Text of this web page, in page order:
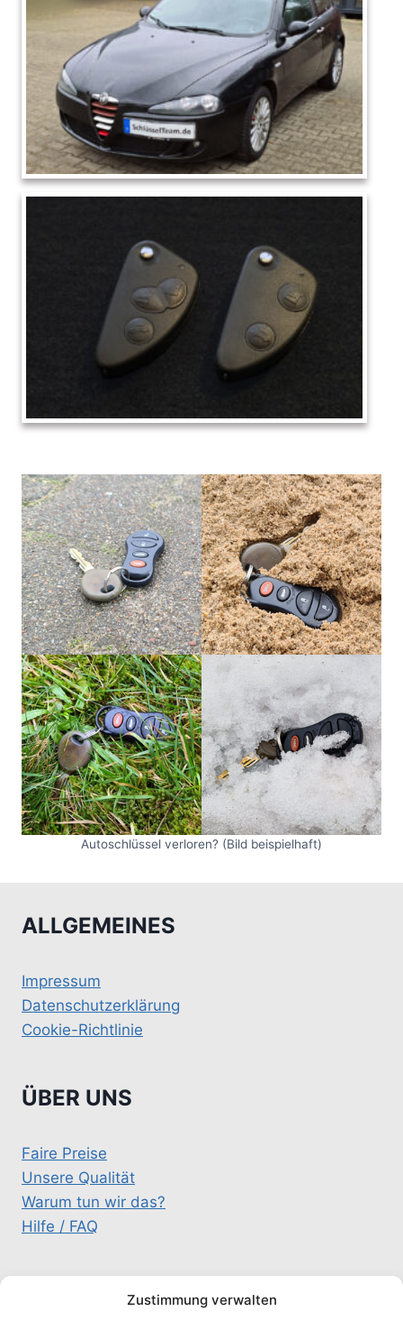
Zustimmung verwalten
Autoschlüssel verloren? (Bild beispielhaft)
ALLGEMEINES
Impressum
Datenschutzerklärung
Cookie-Richtlinie
ÜBER UNS
Faire Preise
Unsere Qualität
Warum tun wir das?
Hilfe / FAQ
KONTAKT